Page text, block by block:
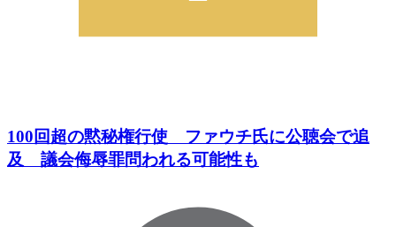
100回超の黙秘権行使 ファウチ氏に公聴会で追
及 議会侮辱罪問われる可能性も